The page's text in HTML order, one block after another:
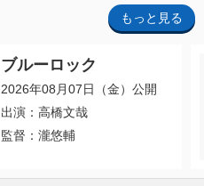
もっと見る
ブルーロック
2026年08月07日（金）公開
出演：高橋文哉
監督：瀧悠輔